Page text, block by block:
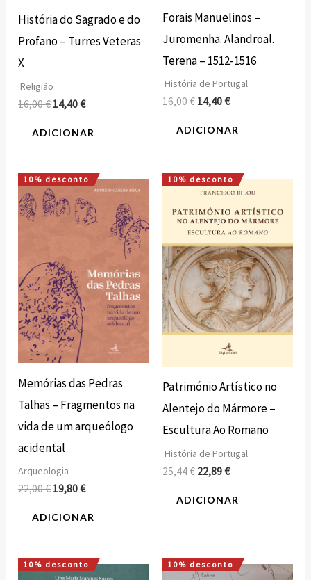
História do Sagrado e do
Profano – Turres Veteras
X
Religião
16,00€ 14,40€
ADICIONAR
Forais Manuelinos –
Juromenha. Alandroal.
Terena – 1512-1516
História de Portugal
16,00€ 14,40€
ADICIONAR
10% desconto
Memórias das Pedras
Talhas – Fragmentos na
vida de um arqueólogo
acidental
Arqueologia
22,00€
O
preço
original
19,80€
O
preço
atual
é:
19,80 €.
ADICIONAR
10% desconto
Património Artístico no
Alentejo do Mármore –
Escultura Ao Romano
História de Portugal
25,44€
O
preço
original
era:
25,44 €.
22,89€
O
preço
atual
é:
22,89 €.
ADICIONAR
10% desconto
O
O
10% desconto
O
O